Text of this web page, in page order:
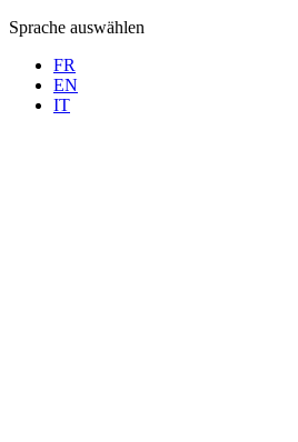
Sprache auswählen
FR
EN
IT